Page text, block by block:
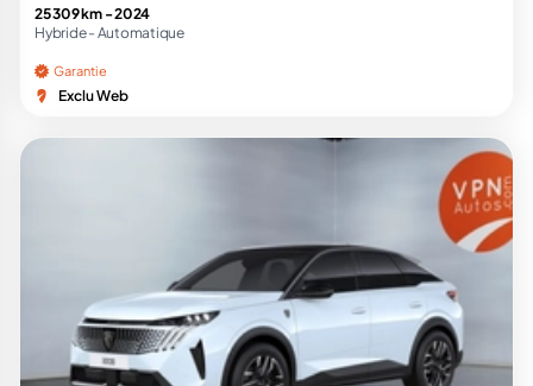
25 309 km -2024
Hybride - Automatique
Garantie
Exclu Web